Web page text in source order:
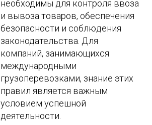
необходимы для контроля ввоза
и вывоза товаров, обеспечения
безопасности и соблюдения
законодательства. Для
компаний, занимающихся
международными
грузоперевозками, знание этих
правил является важным
условием успешной
деятельности.